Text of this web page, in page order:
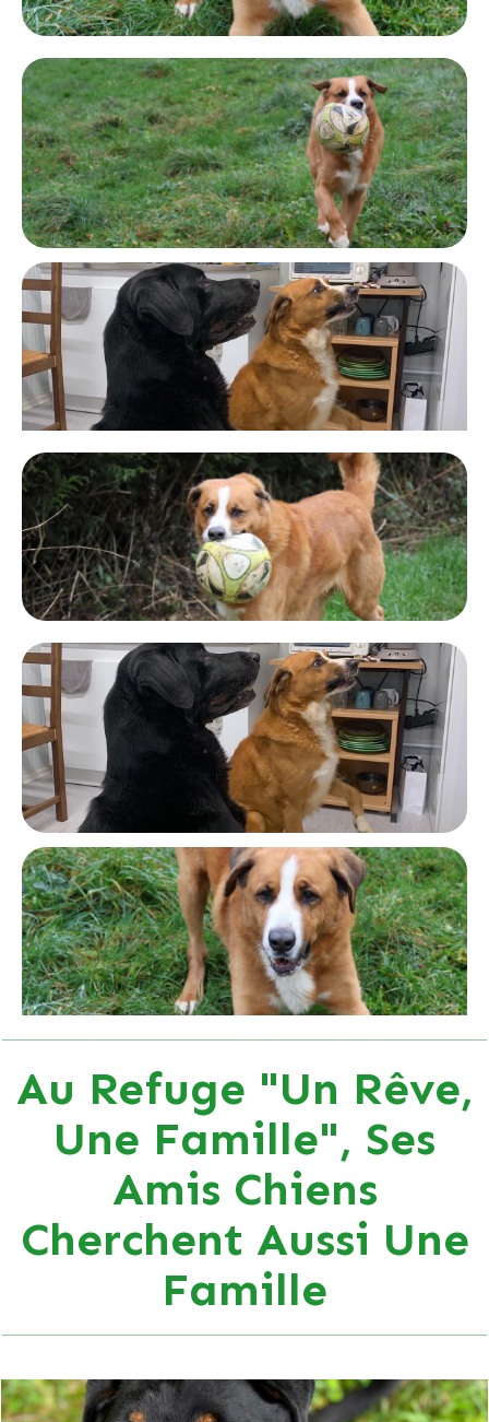
Au Refuge "Un Rêve,
Une Famille", Ses
Amis Chiens
Cherchent Aussi Une
Famille